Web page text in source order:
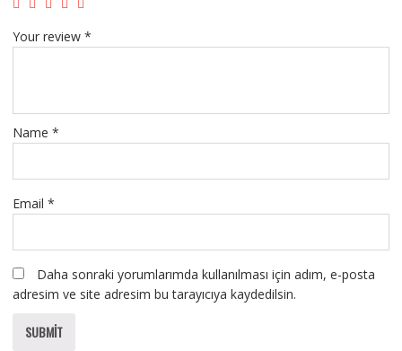
Your review *
Name *
Email *
Daha sonraki yorumlarımda kullanılması için adım, e-posta
adresim ve site adresim bu tarayıcıya kaydedilsin.